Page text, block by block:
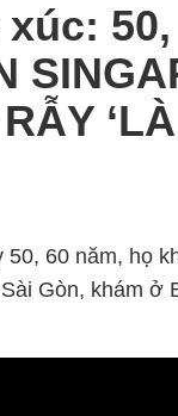
50,
50, 60 năm, họ
Gòn, khám ở